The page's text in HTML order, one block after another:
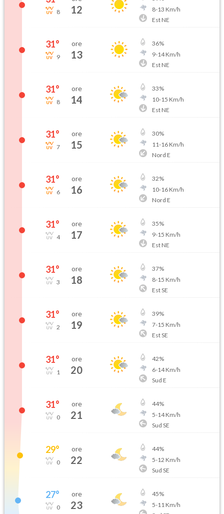
8 12
8-13 Km/h
Est NE
31°
9
ore
13
36%
9-14Km/h
Est NE
31°
8
ore
14
33%
10-15 Km/h
Est NE
31°
7
ore
15
30%
11-16Km/h
Nord E
31°
6
ore
16
32%
10-16Km/h
Nord E
31°
4
ore
17
35%
9-15 Km/h
Est NE
31°
3
ore
18
37%
8-15 Km/h
Est SE
31°
2
ore
19
39%
7-15 Km/h
Est SE
31°
1
ore
20
42%
6-14Km/h
Sud E
31°
0
ore
21
44%
5-14Km/h
Sud SE
29°
0
ore
22
44%
5-12 Km/h
Sud SE
27°
0
ore
23
45%
5-11 Km/h